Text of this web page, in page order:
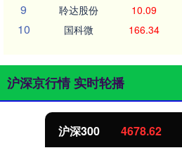
9 聆达股份 10.09
10 国科微 166.34
沪深京行情 实时轮播
沪深300 4678.62